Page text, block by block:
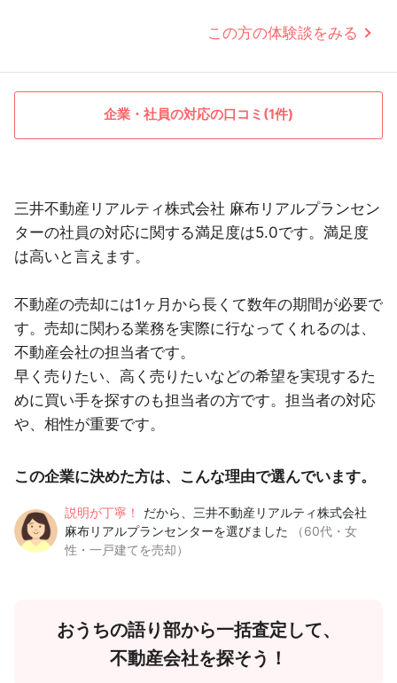
この方の体験談をみる
企業・社員の対応の口コミ(1件)
三井不動産リアルティ株式会社 麻布リアルプランセン
ターの社員の対応に関する満足度は5.0です。満足度
は高いと言えます。
不動産の売却には1ヶ月から長くて数年の期間が必要で
す。売却に関わる業務を実際に行なってくれるのは、
不動産会社の担当者です。
早く売りたい、高く売りたいなどの希望を実現するた
めに買い手を探すのも担当者の方です。担当者の対応
や、相性が重要です。
この企業に決めた方は、こんな理由で選んでいます。
説明が丁寧！
だから、三井不動産リアルティ株式会社
麻布リアルプランセンターを選びました
（60代・女
性・一戸建てを売却）
おうちの語り部から一括査定して、
不動産会社を探そう！